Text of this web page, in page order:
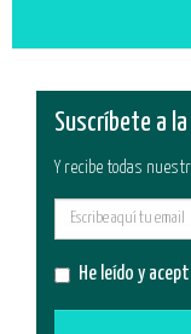
Suscríbete a
Y recibe todas
He leído y